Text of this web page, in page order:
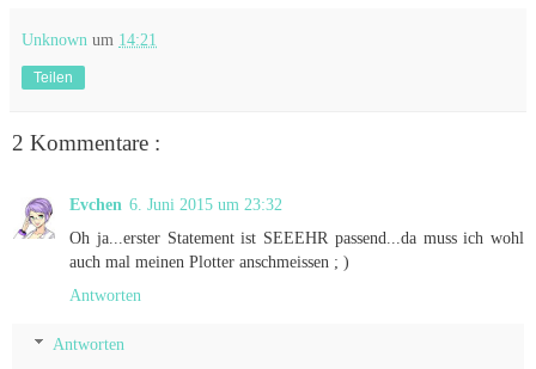
Unknown um 14:21
Teilen
2 Kommentare :
Evchen 6. Juni 2015 um 23:32
Oh ja...erster Statement ist SEEEHR passend...da muss ich wohl
auch mal meinen Plotter anschmeissen ; )
Antworten
Antworten